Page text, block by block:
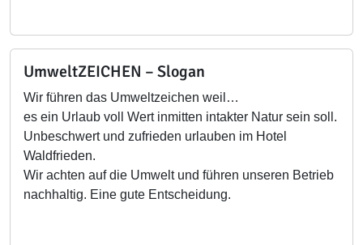
UmweltZEICHEN – Slogan
Wir führen das Umweltzeichen weil…
es ein Urlaub voll Wert inmitten intakter Natur sein soll.
Unbeschwert und zufrieden urlauben im Hotel
Waldfrieden.
Wir achten auf die Umwelt und führen unseren Betrieb
nachhaltig. Eine gute Entscheidung.